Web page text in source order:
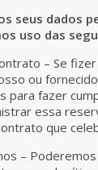
seus dados
uso das
– Se
ou
para fazer
essa
que
–